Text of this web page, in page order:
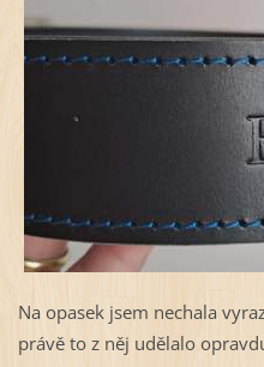
Na opasek jsem nechala
právě to z něj udělalo